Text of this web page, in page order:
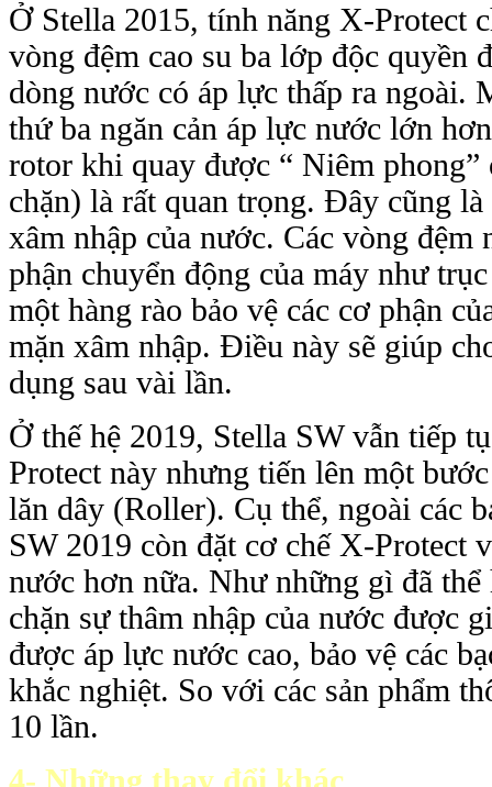
Ở Stella 2015, tính năng X-Protect
vòng đệm cao su ba lớp độc quyền
dòng nước có áp lực thấp ra ngoài.
thứ ba ngăn cản áp lực nước lớn
rotor khi quay được “ Niêm phong”
chặn) là rất quan trọng. Đây cũng
xâm nhập của nước. Các vòng đệm
phận chuyển động của máy như
một hàng rào bảo vệ các cơ phận
mặn xâm nhập. Điều này sẽ giúp
dụng sau vài lần.
Ở thế hệ 2019, Stella SW vẫn tiếp
Protect này nhưng tiến lên một
lăn dây (Roller). Cụ thể, ngoài các
SW 2019 còn đặt cơ chế X-Protect
nước hơn nữa. Như những gì đã
chặn sự thâm nhập của nước được
được áp lực nước cao, bảo vệ các
khắc nghiệt. So với các sản phẩm
10 lần.